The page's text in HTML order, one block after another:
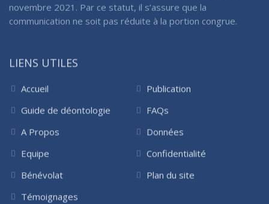
novembre 2021. Par ce statut, il s’assure que la
communication ne soit pas réduite à la portion congrue.
LIENS UTILES
Accueil
Guide de déontologie
A Propos
Equipe
Bénévolat
Témoignages
Publication
FAQs
Données
Confidentialité
Plan du site